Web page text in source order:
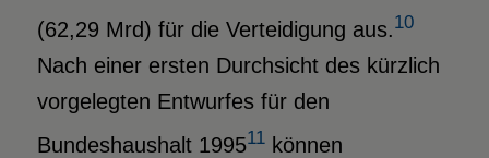
(62,29 Mrd) für die Verteidigung aus.10
Nach einer ersten Durchsicht des kürzlich
vorgelegten Entwurfes für den
Bundeshaushalt 199511können